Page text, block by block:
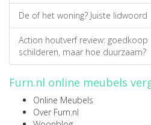
De of het woning? Juiste lidwoord
Action houtverf review: goedkoop
schilderen, maar hoe duurzaam?
Furn.nl online meubels
Online Meubels
Over Furn.nl